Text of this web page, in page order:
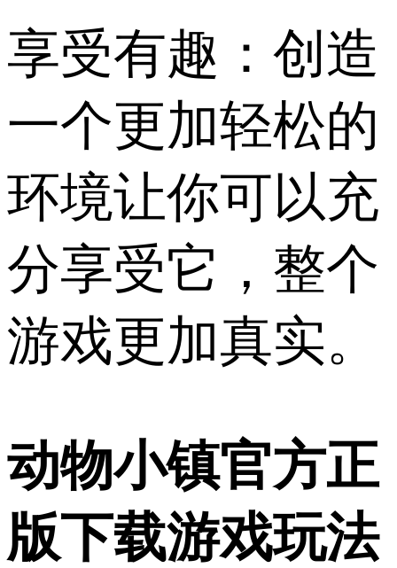
享受有趣：创造
一个更加轻松的
环境让你可以充
分享受它，整个
游戏更加真实。
动物小镇官方正
版下载游戏玩法